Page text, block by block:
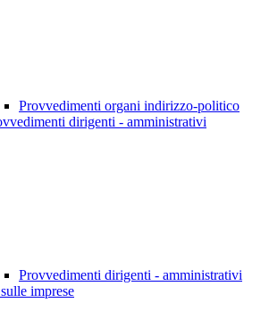
Provvedimenti organi indirizzo-politico
dirigenti - amministrativi
Provvedimenti dirigenti - amministrativi
imprese